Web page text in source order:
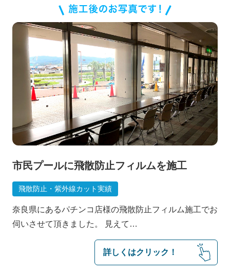
よくある質問
お知らせ・トピックス
市民プールに飛散防止フィルムを施工
飛散防止・紫外線カット実績
奈良県にあるパチンコ店様の飛散防止フィルム施工でお
伺いさせて頂きました。 見えて…
詳しくはクリック！